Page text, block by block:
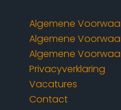
Algemene
Algemene
Algemene
Privacyverklaring
Vacatures
Contact